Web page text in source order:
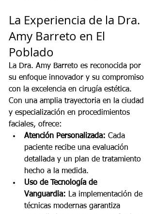
La Experiencia de la Dra.
Amy Barreto en El
Poblado
La Dra. Amy Barreto es reconocida por
su enfoque innovador y su compromiso
con la excelencia en cirugía estética.
Con una amplia trayectoria en la ciudad
y especialización en procedimientos
faciales, ofrece:
Atención Personalizada: Cada
paciente recibe una evaluación
detallada y un plan de tratamiento
hecho a la medida.
Uso de Tecnología de
Vanguardia: La implementación de
técnicas modernas garantiza